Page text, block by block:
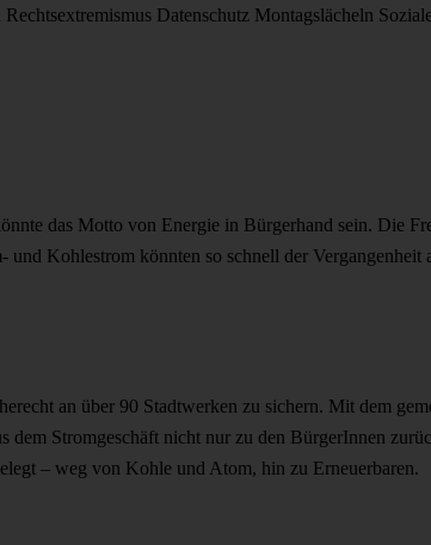
Rechtsextremismus Datenschutz Montagslächeln
das Motto von Energie in Bürgerhand sein. Die
Kohlestrom könnten so schnell der Vergangenheit
an über 90 Stadtwerken zu sichern. Mit dem
Stromgeschäft nicht nur zu den BürgerInnen
– weg von Kohle und Atom, hin zu Erneuerbaren.